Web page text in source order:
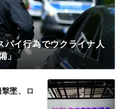
パイ行為でウクライナ人
」
墜、ロ